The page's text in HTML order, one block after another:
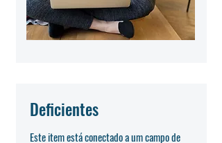
Deficientes
Este item está conectado a um campo de